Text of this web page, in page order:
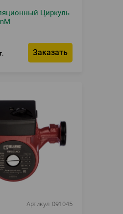
Циркуль
Заказать
Артикул 091045